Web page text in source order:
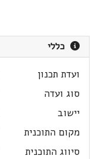
כללי
ועדת תכנון
סוג ועדה
יישוב
מקום התוכנית
סיווג התוכנית